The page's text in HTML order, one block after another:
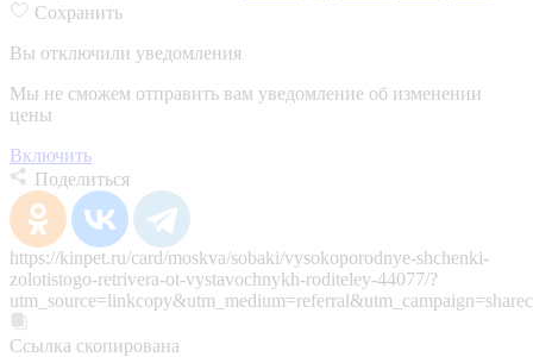
Сохранить
Вы отключили уведомления
Мы не сможем отправить вам уведомление об изменении
цены
Включить
Поделиться
https://kinpet.ru/card/moskva/sobaki/vysokoporodnye-shchenki-
zolotistogo-retrivera-ot-vystavochnykh-roditeley-44077/?
Ссылка скопирована